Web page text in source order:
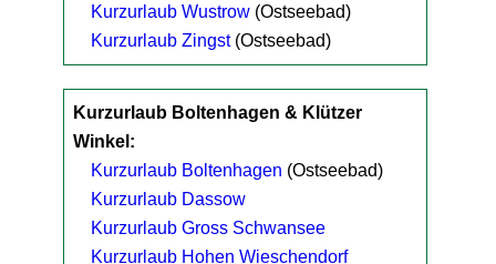
Kurzurlaub Wustrow (Ostseebad)
Kurzurlaub Zingst(Ostseebad)
Kurzurlaub Boltenhagen & Klützer
Winkel:
Kurzurlaub Boltenhagen (Ostseebad)
Kurzurlaub Dassow
Kurzurlaub Gross Schwansee
Kurzurlaub Hohen Wieschendorf